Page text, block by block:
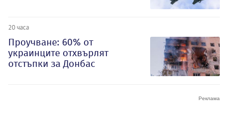
20 часа
Проучване: 60% от
украинците отхвърлят
отстъпки за Донбас